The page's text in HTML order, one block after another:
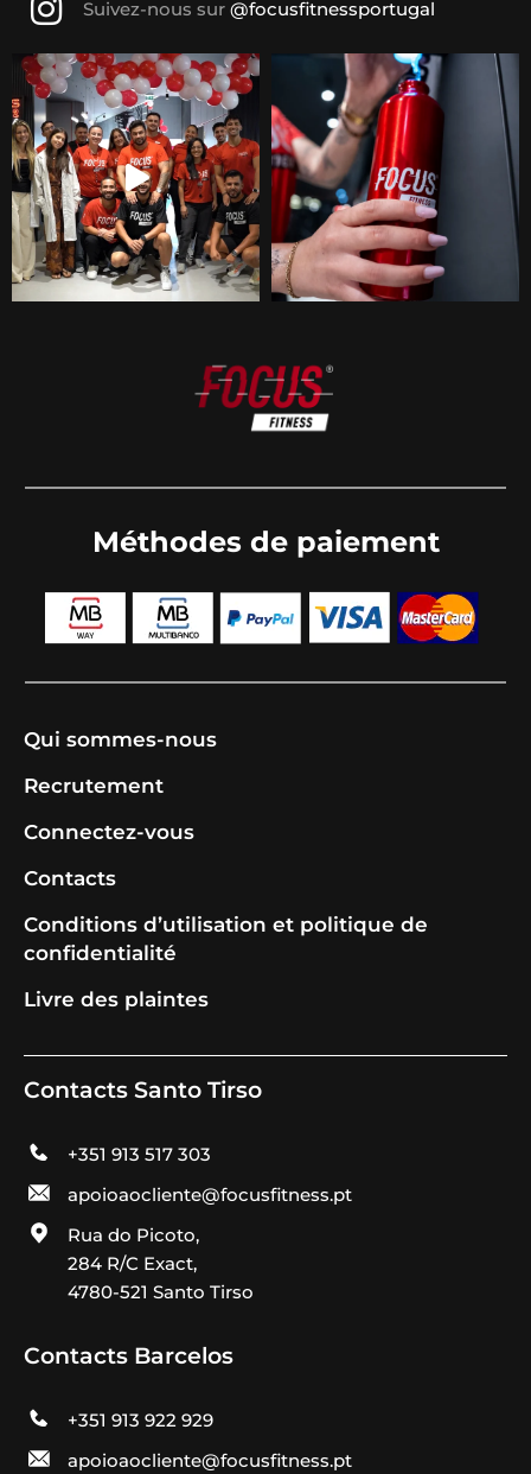
Suivez-nous sur @focusfitnessportugal
Méthodes de paiement
Qui sommes-nous
Recrutement
Connectez-vous
Contacts
Conditions d’utilisation et politique de
confidentialité
Livre des plaintes
Contacts Santo Tirso
+351 913 517 303
apoioaocliente@focusfitness.pt
Rua do Picoto,
284 R/C Exact,
4780-521 Santo Tirso
Contacts Barcelos
+351 913 922 929
apoioaocliente@focusfitness.pt